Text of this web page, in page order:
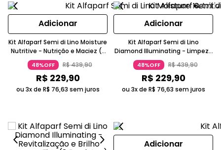
Adicionar
Kit Alfaparf Semi di Lino Moisture
Nutritive - Nutrição e Maciez (2
produtos)
48%OFF R$439,90
R$ 229,90
ou 3x de R$ 76,63 sem juros
Adicionar
Kit Alfaparf Semi di Lino
Diamond Illuminating - Limpeza
Profunda e Máscara Intensiva (2
Produtos)
48%OFF R$439,90
R$ 229,90
ou 3x de R$ 76,63 sem juros
Adicionar